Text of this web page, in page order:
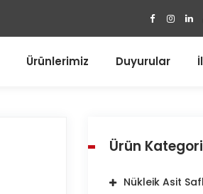
Ürünlerimiz Duyurular
Ürün
Nükleik Asit